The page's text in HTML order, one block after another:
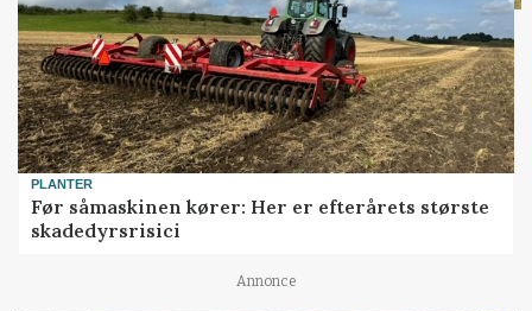
PLANTER
Før såmaskinen kører: Her er efterårets største
skadedyrsrisici
Annonce